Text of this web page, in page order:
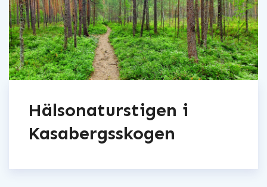
Hälsonaturstigen i
Kasabergsskogen